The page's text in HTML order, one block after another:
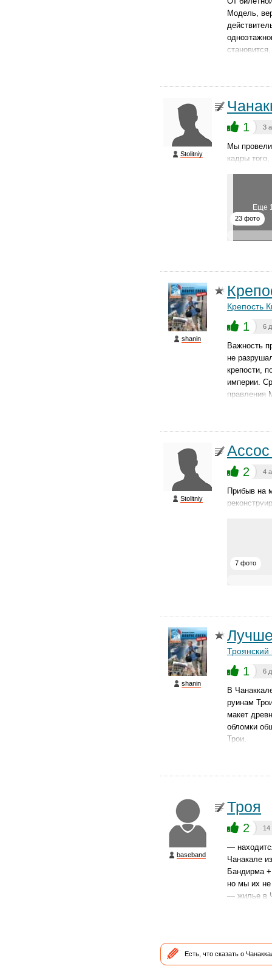
Модель,
Stolitniy
1 3
Мы
кадры
Еще
23 фото
shanin
Крепость
1 6
Важность
не
крепости,
империи.
правления
Stolitniy
2 4
Прибыв на
7 фото
shanin
Троянский
1 6
В
руинам
макет
обломки
Трои.
baseband
Троя
2 14
—
Чанакале
Бандирма
но мы их не
— жилье в
Есть, что сказать о